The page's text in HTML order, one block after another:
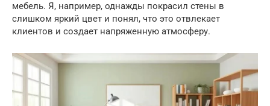
мебель. Я, например, однажды покрасил стены в
слишком яркий цвет и понял, что это отвлекает
клиентов и создает напряженную атмосферу.